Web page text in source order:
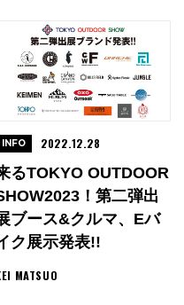
るTOKYO OUTDOOR
！第二弾出
ブース&クルマ、Eバ
ク展示発表!!
MATSUO
INFO 2022.12.28